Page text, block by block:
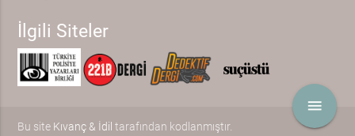
menu
İlgili Siteler
Bu site Kıvanç & İdil tarafından kodlanmıştır.